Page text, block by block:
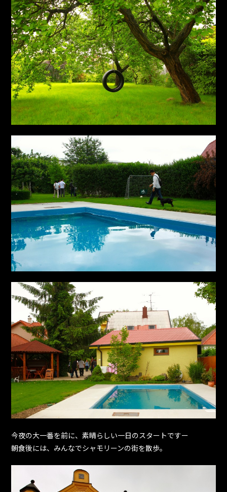
今夜の大一番を前に、素晴らしい一日のスタートですー
朝食後には、みんなでシャモリーンの街を散歩。